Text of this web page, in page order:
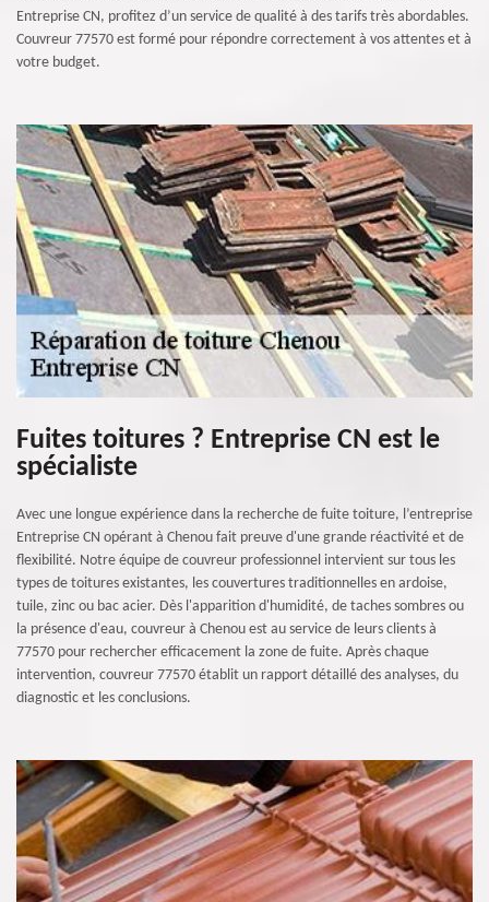
Entreprise CN, profitez d’un service de qualité à des tarifs très abordables.
Couvreur 77570 est formé pour répondre correctement à vos attentes et à
votre budget.
Fuites toitures ? Entreprise CN est le
spécialiste
Avec une longue expérience dans la recherche de fuite toiture, l’entreprise
Entreprise CN opérant à Chenou fait preuve d'une grande réactivité et de
flexibilité. Notre équipe de couvreur professionnel intervient sur tous les
types de toitures existantes, les couvertures traditionnelles en ardoise,
tuile, zinc ou bac acier. Dès l'apparition d'humidité, de taches sombres ou
la présence d'eau, couvreur à Chenou est au service de leurs clients à
77570 pour rechercher efficacement la zone de fuite. Après chaque
intervention, couvreur 77570 établit un rapport détaillé des analyses, du
diagnostic et les conclusions.